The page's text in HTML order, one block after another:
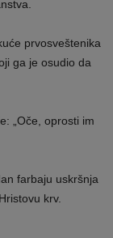
prvosveštenika
ga je osudio da
„Oče, oprosti im
farbaju uskršnja
krv.